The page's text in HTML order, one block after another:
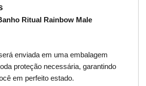
Ritual Rainbow Male
enviada em uma embalagem
proteção necessária, garantindo
em perfeito estado.